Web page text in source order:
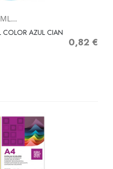
COLOR AZUL CIAN
Precio
0,82 €